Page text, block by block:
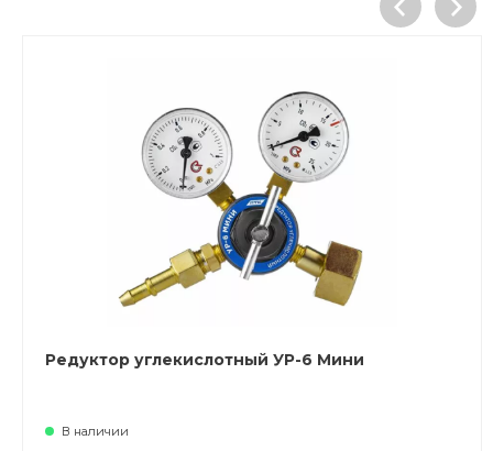
Редуктор углекислотный УР-6 Мини
В наличии